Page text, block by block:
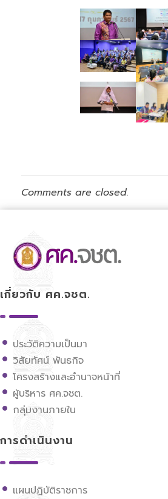
Comments are closed.
เกี่ยวกับ ศค.จชต.
ประวัติความเป็นมา
วิสัยทัศน์ พันธกิจ
โครงสร้างและอำนาจหน้าที่
ผู้บริหาร ศค.จชต.
กลุ่มงานภายใน
การดำเนินงาน
แผนปฏิบัติราชการ